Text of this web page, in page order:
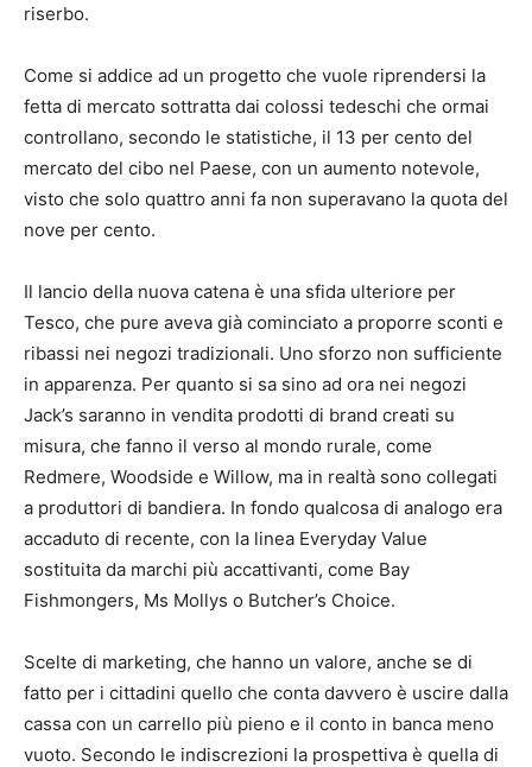
riserbo.
Come si addice ad un progetto che vuole riprendersi la
fetta di mercato sottratta dai colossi tedeschi che ormai
controllano, secondo le statistiche, il 13 per cento del
mercato del cibo nel Paese, con un aumento notevole,
visto che solo quattro anni fa non superavano la quota del
nove per cento.
Il lancio della nuova catena è una sfida ulteriore per
Tesco, che pure aveva già cominciato a proporre sconti e
ribassi nei negozi tradizionali. Uno sforzo non sufficiente
in apparenza. Per quanto si sa sino ad ora nei negozi
Jack’s saranno in vendita prodotti di brand creati su
misura, che fanno il verso al mondo rurale, come
Redmere, Woodside e Willow, ma in realtà sono collegati
a produttori di bandiera. In fondo qualcosa di analogo era
accaduto di recente, con la linea Everyday Value
sostituita da marchi più accattivanti, come Bay
Fishmongers, Ms Mollys o Butcher’s Choice.
Scelte di marketing, che hanno un valore, anche se di
fatto per i cittadini quello che conta davvero è uscire dalla
cassa con un carrello più pieno e il conto in banca meno
vuoto. Secondo le indiscrezioni la prospettiva è quella di